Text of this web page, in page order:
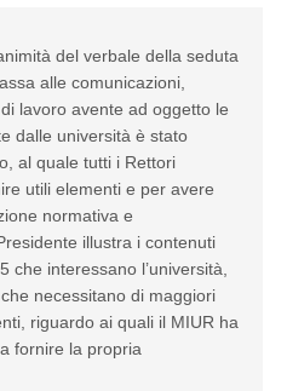
del verbale della seduta
alle comunicazioni,
lavoro avente ad oggetto le
dalle università è stato
al quale tutti i Rettori
utili elementi e per avere
normativa e
illustra i contenuti
che interessano l’università,
necessitano di maggiori
riguardo ai quali il MIUR ha
fornire la propria